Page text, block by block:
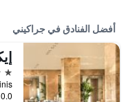
أفضل الفنادق في جراكيني
5 نجوم
0.0 كيلومتر عن وسط المدينة